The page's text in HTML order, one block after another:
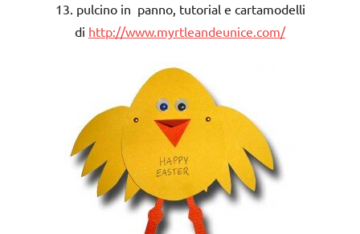
13. pulcino in panno, tutorial e cartamodelli
di http://www.myrtleandeunice.com/